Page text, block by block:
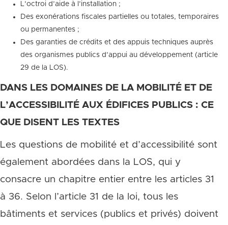
L’octroi d’aide à l’installation ;
Des exonérations fiscales partielles ou totales, temporaires
ou permanentes ;
Des garanties de crédits et des appuis techniques auprès
des organismes publics d’appui au développement (article
29 de la LOS).
DANS LES DOMAINES DE LA MOBILITÉ ET DE
L’ACCESSIBILITÉ AUX ÉDIFICES PUBLICS : CE
QUE DISENT LES TEXTES
Les questions de mobilité et d’accessibilité sont
également abordées dans la LOS, qui y
consacre un chapitre entier entre les articles 31
à 36. Selon l’article 31 de la loi, tous les
bâtiments et services (publics et privés) doivent